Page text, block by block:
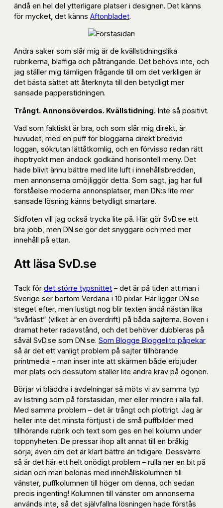
ändå en hel del ytterligare platser i designen. Det känns
för mycket, det känns Aftonbladet.
Andra saker som slår mig är de kvällstidningslika
rubrikerna, blaffiga och påträngande. Det behövs inte, och
jag ställer mig tämligen frågande till om det verkligen är
det bästa sättet att återknyta till den betydligt mer
sansade papperstidningen.
Trångt. Annonsöverdos. Kvällstidning. Inte så positivt.
Vad som faktiskt är bra, och som slår mig direkt, är
huvudet, med en puff för bloggarna direkt bredvid
loggan, sökrutan lättåtkomlig, och en förvisso redan rätt
ihoptryckt men ändock godkänd horisontell meny. Det
hade blivit ännu bättre med lite luft i innehållsbredden,
men annonserna omöjliggör detta. Som sagt, jag har full
förståelse moderna annonsplatser, men DN:s lite mer
sansade lösning känns betydligt smartare.
Sidfoten vill jag också trycka lite på. Här gör SvD.se ett
bra jobb, men DN.se gör det snyggare och med mer
innehåll på ettan.
Att läsa SvD.se
Tack för det större typsnittet – det är på tiden att man i
Sverige ser bortom Verdana i 10 pixlar. Här ligger DN.se
steget efter, men lustigt nog blir texten ändå nästan lika
”svårläst” (vilket är en överdrift) på båda sajterna. Boven i
dramat heter radavstånd, och det behöver dubbleras på
såväl SvD.se som DN.se. Som Blogge Bloggelito påpekar
så är det ett vanligt problem på sajter tillhörande
printmedia – man inser inte att skärmen både erbjuder
mer plats och dessutom ställer lite andra krav på ögonen.
Börjar vi bläddra i avdelningar så möts vi av samma typ
av listning som på förstasidan, mer eller mindre i alla fall.
Med samma problem – det är trångt och plottrigt. Jag är
heller inte det minsta förtjust i de små puffbilder med
tillhörande rubrik och text som ges en hel kolumn under
toppnyheten. De pressar ihop allt annat till en bråkig
sörja, även om det är klart bättre än tidigare. Dessvärre
så är det här ett helt onödigt problem – rulla ner en bit på
sidan och man belönas med innehållskolumnen till
vänster, puffkolumnen till höger om denna, och sedan
precis ingenting! Kolumnen till vänster om annonserna
används inte, så det självfallna lösningen hade förstås